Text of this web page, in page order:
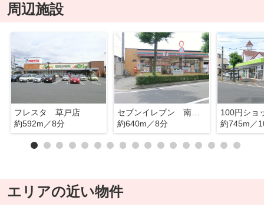
周辺施設
フレスタ 草戸店
約592m／8分
セブンイレブン 南本庄店
約640m／8分
約745m／
エリアの近い物件